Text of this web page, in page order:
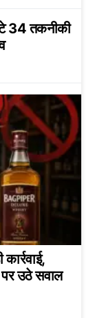
34 तकनीकी
पर उठे सवाल